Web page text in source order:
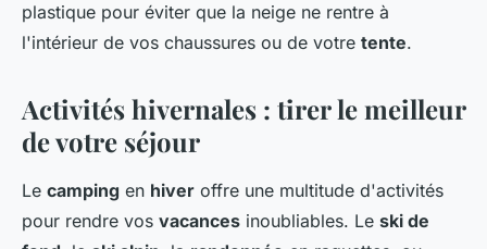
plastique pour éviter que la neige ne rentre à
l'intérieur de vos chaussures ou de votre tente.
Activités hivernales : tirer le meilleur
de votre séjour
Le camping en hiver offre une multitude d'activités
pour rendre vos vacances inoubliables. Le ski de